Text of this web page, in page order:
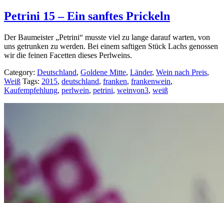
Petrini 15 – Ein sanftes Prickeln
Der Baumeister „Petrini“ musste viel zu lange darauf warten, von
uns getrunken zu werden. Bei einem saftigen Stück Lachs genossen
wir die feinen Facetten dieses Perlweins.
Category: Deutschland, Goldene Mitte, Länder, Wein nach Preis,
Weiß Tags: 2015, deutschland, franken, frankenwein,
Kaufempfehlung, perlwein, petrini, weinvon3, weiß